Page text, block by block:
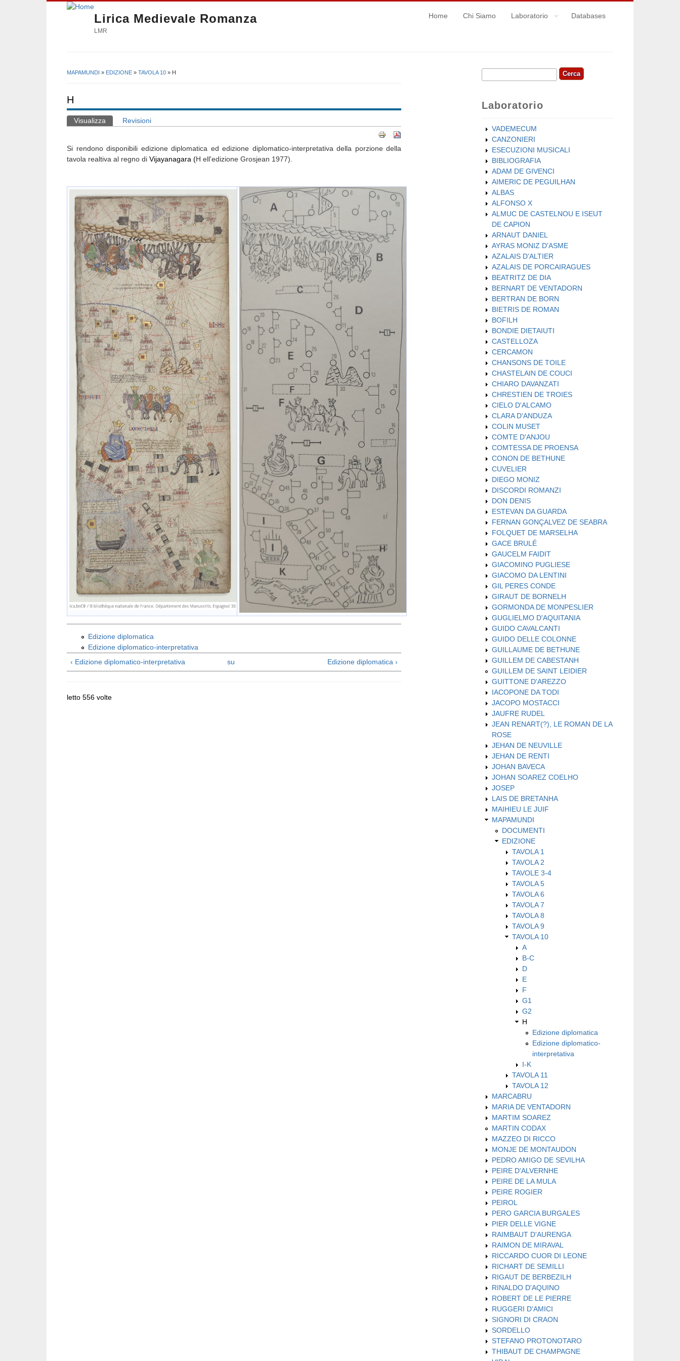
Lirica Medievale Romanza
LMR
Home Chi Siamo Laboratorio Databases
MAPAMUNDI » EDIZIONE » TAVOLA 10 » H
H
Schede primarie
Visualizza (scheda attiva)
Revisioni
Si rendono disponibili edizione diplomatica ed edizione diplomatico-interpretativa della porzione della
tavola realtiva al regno di Vijayanagara (H ell'edizione Grosjean 1977).
Edizione diplomatica
Edizione diplomatico-interpretativa
‹ Edizione diplomatico-interpretativa
su Edizione diplomatica ›
letto 556 volte
Form di ricerca
Cerca
Laboratorio
VADEMECUM
CANZONIERI
ESECUZIONI MUSICALI
BIBLIOGRAFIA
ADAM DE GIVENCI
AIMERIC DE PEGUILHAN
ALBAS
ALFONSO X
ALMUC DE CASTELNOU E ISEUT
DE CAPION
ARNAUT DANIEL
AYRAS MONIZ D'ASME
AZALAIS D'ALTIER
AZALAIS DE PORCAIRAGUES
BEATRITZ DE DIA
BERNART DE VENTADORN
BERTRAN DE BORN
BIETRIS DE ROMAN
BOFILH
BONDIE DIETAIUTI
CASTELLOZA
CERCAMON
CHANSONS DE TOILE
CHASTELAIN DE COUCI
CHIARO DAVANZATI
CHRESTIEN DE TROIES
CIELO D'ALCAMO
CLARA D'ANDUZA
COLIN MUSET
COMTE D'ANJOU
COMTESSA DE PROENSA
CONON DE BETHUNE
CUVELIER
DIEGO MONIZ
DISCORDI ROMANZI
DON DENIS
ESTEVAN DA GUARDA
FERNAN GONÇALVEZ DE SEABRA
FOLQUET DE MARSELHA
GACE BRULÉ
GAUCELM FAIDIT
GIACOMINO PUGLIESE
GIACOMO DA LENTINI
GIL PERES CONDE
GIRAUT DE BORNELH
GORMONDA DE MONPESLIER
GUGLIELMO D'AQUITANIA
GUIDO CAVALCANTI
GUIDO DELLE COLONNE
GUILLAUME DE BETHUNE
GUILLEM DE CABESTANH
GUILLEM DE SAINT LEIDIER
GUITTONE D'AREZZO
IACOPONE DA TODI
JACOPO MOSTACCI
JAUFRE RUDEL
JEAN RENART(?), LE ROMAN DE LA
ROSE
JEHAN DE NEUVILLE
JEHAN DE RENTI
JOHAN BAVECA
JOHAN SOAREZ COELHO
JOSEP
LAIS DE BRETANHA
MAIHIEU LE JUIF
MAPAMUNDI
DOCUMENTI
EDIZIONE
TAVOLA 1
TAVOLA 2
TAVOLE 3-4
TAVOLA 5
TAVOLA 6
TAVOLA 7
TAVOLA 8
TAVOLA 9
TAVOLA 10
A
B-C
D
E
F
G1
G2
H
Edizione diplomatica
Edizione diplomatico-
interpretativa
I-K
TAVOLA 11
TAVOLA 12
MARCABRU
MARIA DE VENTADORN
MARTIM SOAREZ
MARTIN CODAX
MAZZEO DI RICCO
MONJE DE MONTAUDON
PEDRO AMIGO DE SEVILHA
PEIRE D'ALVERNHE
PEIRE DE LA MULA
PEIRE ROGIER
PEIROL
PERO GARCIA BURGALES
PIER DELLE VIGNE
RAIMBAUT D'AURENGA
RAIMON DE MIRAVAL
RICCARDO CUOR DI LEONE
RICHART DE SEMILLI
RIGAUT DE BERBEZILH
RINALDO D'AQUINO
ROBERT DE LE PIERRE
RUGGERI D'AMICI
SIGNORI DI CRAON
SORDELLO
STEFANO PROTONOTARO
THIBAUT DE CHAMPAGNE